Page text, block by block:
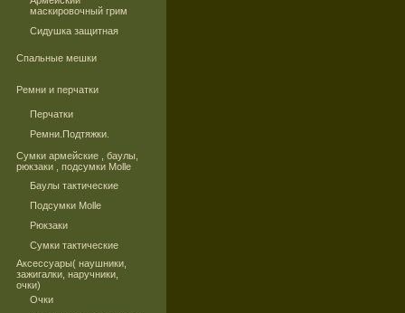
маскировочный грим
Сидушка защитная
Спальные мешки
Ремни и перчатки
Перчатки
Ремни.Подтяжки.
Сумки армейские , баулы,
рюкзаки , подсумки Molle
Баулы тактические
Подсумки Molle
Рюкзаки
Сумки тактические
Аксессуары( наушники,
зажигалки, наручники,
очки)
Очки